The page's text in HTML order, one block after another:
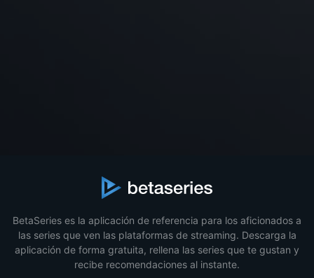
BetaSeries es la aplicación de referencia para los aficionados a
las series que ven las plataformas de streaming. Descarga la
aplicación de forma gratuita, rellena las series que te gustan y
recibe recomendaciones al instante.